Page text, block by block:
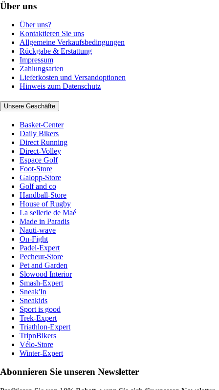
Über uns
Über uns?
Kontaktieren Sie uns
Allgemeine Verkaufsbedingungen
Rückgabe & Erstattung
Impressum
Zahlungsarten
Lieferkosten und Versandoptionen
Hinweis zum Datenschutz
Unsere Geschäfte
Basket-Center
Daily Bikers
Direct Running
Direct-Volley
Espace Golf
Foot-Store
Galopp-Store
Golf and co
Handball-Store
House of Rugby
La sellerie de Maé
Made in Paradis
Nauti-wave
On-Fight
Padel-Expert
Pecheur-Store
Pet and Garden
Slowood Interior
Smash-Expert
Sneak'In
Sneakids
Sport is good
Trek-Expert
Triathlon-Expert
TripnBikers
Vélo-Store
Winter-Expert
Abonnieren Sie unseren Newsletter